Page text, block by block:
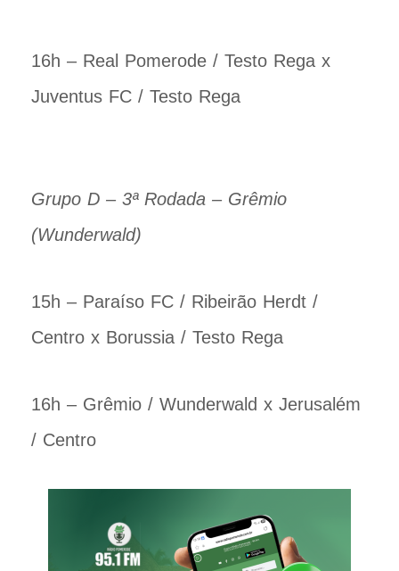
16h – Real Pomerode / Testo Rega x
Juventus FC / Testo Rega
Grupo D – 3ª Rodada – Grêmio
(Wunderwald)
15h – Paraíso FC / Ribeirão Herdt /
Centro x Borussia / Testo Rega
16h – Grêmio / Wunderwald x Jerusalém
/ Centro